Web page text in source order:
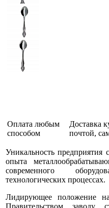
Оплата любым
способом
Доставка
почтой,
Уникальность предприятия
опыта
современного
технологических процессах.
Лидирующее положение
Правительством заводу